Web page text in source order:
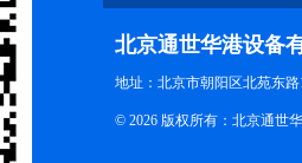
北京通世华港设备
地址：北京市朝阳区北苑东路
© 2026 版权所有：北京通世